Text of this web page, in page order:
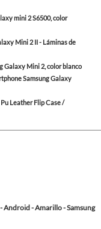
mini 2 S6500, color
Mini 2 II - Láminas de
Galaxy Mini 2, color blanco
Samsung Galaxy
Leather Flip Case /
Android - Amarillo - Samsung